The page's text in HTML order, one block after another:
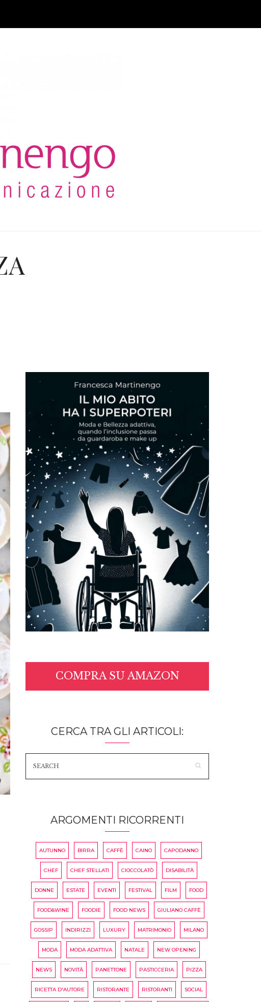
COMPRA SU AMAZON
CERCA TRA GLI ARTICOLI:
ARGOMENTI RICORRENTI
AUTUNNO BIRRA CAFFÈ CAINO CAPODANNO
CHEF CHEF STELLATI CIOCCOLATÒ DISABILITÀ
DONNE ESTATE EVENTI FESTIVAL FILM FOOD
FOOD&WINE FOODIE FOOD NEWS GIULIANO CAFFÈ
GOSSIP INDIRIZZI LUXURY MATRIMONIO MILANO
MODA MODA ADATTIVA NATALE NEW OPENING
NEWS NOVITÀ PANETTONE PASTICCERIA PIZZA
RICETTA D'AUTORE RISTORANTE RISTORANTI SOCIAL